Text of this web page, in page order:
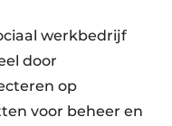
werkbedrijf
door
op
voor beheer en